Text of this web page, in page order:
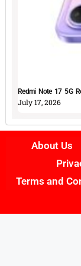
Redmi Note 17 5G
July 17, 2026
About Us
Terms and